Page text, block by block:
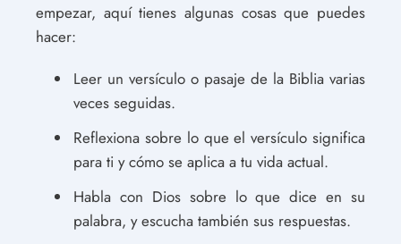
empezar, aquí tienes algunas cosas que puedes
hacer:
Leer un versículo o pasaje de la Biblia varias
veces seguidas.
Reflexiona sobre lo que el versículo significa
para ti y cómo se aplica a tu vida actual.
Habla con Dios sobre lo que dice en su
palabra, y escucha también sus respuestas.